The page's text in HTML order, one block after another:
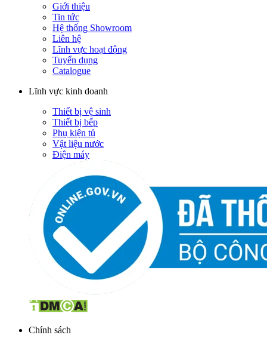
Giới thiệu
Tin tức
Hệ thống Showroom
Liên hệ
Lĩnh vực hoạt động
Tuyển dụng
Catalogue
Lĩnh vực kinh doanh
Thiết bị vệ sinh
Thiết bị bếp
Phụ kiện tủ
Vật liệu nước
Điện máy
Chính sách